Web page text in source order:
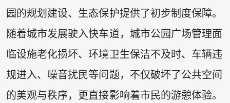
园的规划建设、生态保护提供了初步制度保障。
随着城市发展驶入快车道，城市公园广场管理面
临设施老化损坏、环境卫生保洁不及时、车辆违
规进入、噪音扰民等问题，不仅破坏了公共空间
的美观与秩序，更直接影响着市民的游憩体验。